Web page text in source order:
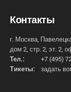
Контакты
г. Москва,
дом 2, стр. 2, эт. 2,
Тел.:
+7 (495)
Тикеты:
задать